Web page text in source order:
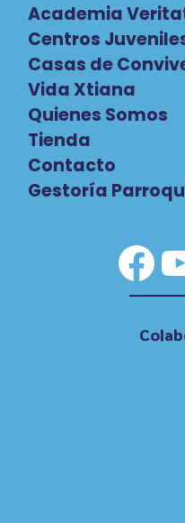
Academia
Centros
Casas de
Vida Xtiana
Quienes Somos
Tienda
Contacto
Gestoría